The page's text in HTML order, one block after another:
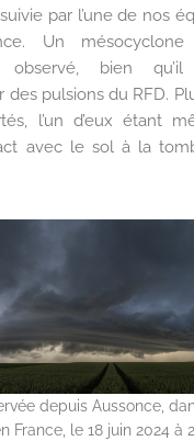
par l’une de nos
Un mésocyclone
observé, bien
pulsions du RFD.
l’un d’eux étant
avec le sol à la
depuis Aussonce,
France, le 18 juin 2024 à